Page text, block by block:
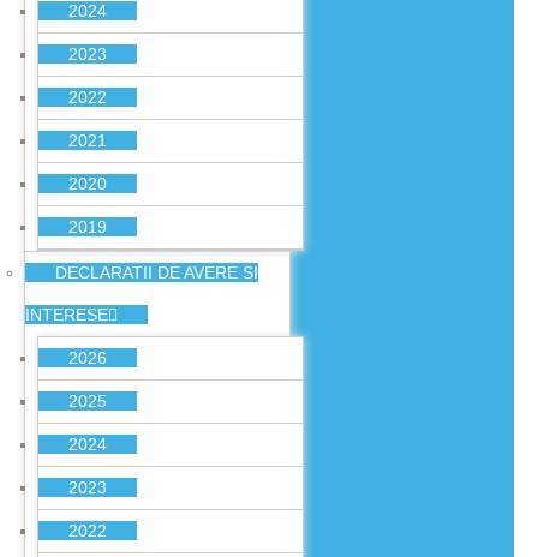
2024
2023
2022
2021
2020
2019
DECLARATII DE AVERE SI
INTERESE
2026
2025
2024
2023
2022